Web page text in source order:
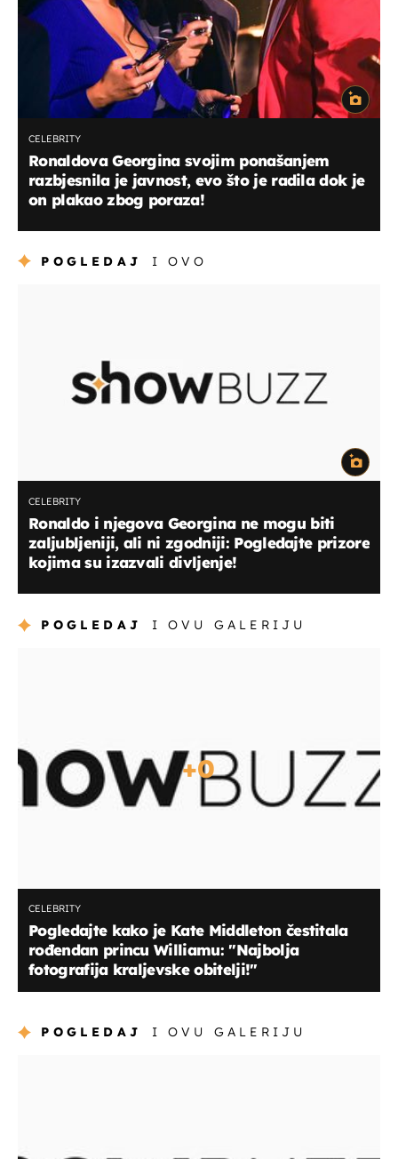
CELEBRITY
Ronaldova Georgina svojim ponašanjem
razbjesnila je javnost, evo što je radila dok je
on plakao zbog poraza!
POGLEDAJ I OVO
CELEBRITY
Ronaldo i njegova Georgina ne mogu biti
zaljubljeniji, ali ni zgodniji: Pogledajte prizore
kojima su izazvali divljenje!
POGLEDAJ I OVU GALERIJU
+0
CELEBRITY
Pogledajte kako je Kate Middleton čestitala
rođendan princu Williamu: "Najbolja
fotografija kraljevske obitelji!"
POGLEDAJ I OVU GALERIJU